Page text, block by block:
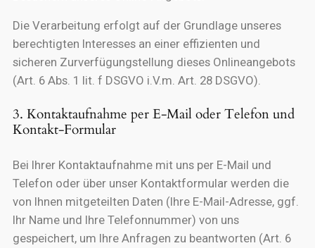
Die Verarbeitung erfolgt auf der Grundlage unseres
berechtigten Interesses an einer effizienten und
sicheren Zurverfügungstellung dieses Onlineangebots
(Art. 6 Abs. 1 lit. f DSGVO i.V.m. Art. 28 DSGVO).
3. Kontaktaufnahme per E-Mail oder Telefon und
Kontakt-Formular
Bei Ihrer Kontaktaufnahme mit uns per E-Mail und
Telefon oder über unser Kontaktformular werden die
von Ihnen mitgeteilten Daten (Ihre E-Mail-Adresse, ggf.
Ihr Name und Ihre Telefonnummer) von uns
gespeichert, um Ihre Anfragen zu beantworten (Art. 6